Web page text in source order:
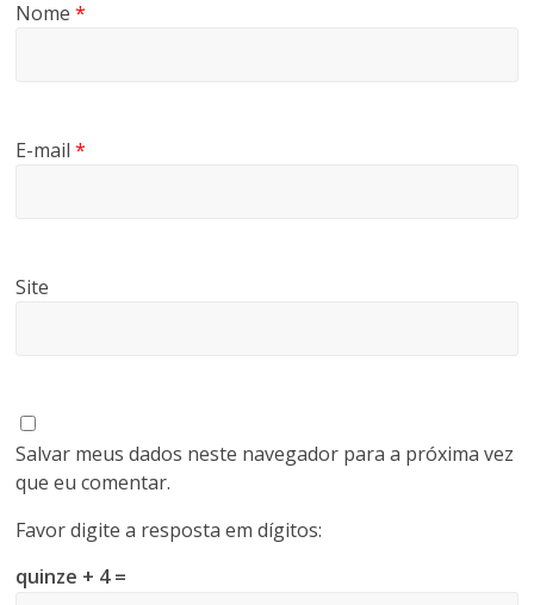
Nome*
E-mail*
Site
Salvar meus dados neste navegador para a próxima vez
que eu comentar.
Favor digite a resposta em dígitos:
quinze + 4 =